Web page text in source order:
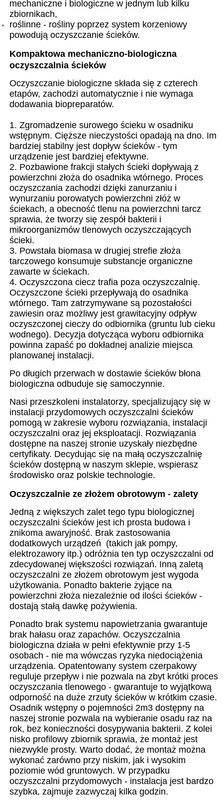
mechaniczne i biologiczne w jednym lub kilku
zbiornikach,
roślinne - rośliny poprzez system korzeniowy
powodują oczyszczanie ścieków.
Kompaktowa mechaniczno-biologiczna
oczyszczalnia ścieków
Oczyszczanie biologiczne składa się z czterech
etapów, zachodzi automatycznie i nie wymaga
dodawania biopreparatów.
1. Zgromadzenie surowego ścieku w osadniku
wstępnym. Cięższe nieczystości opadają na dno. Im
bardziej stabilny jest dopływ ścieków - tym
urządzenie jest bardziej efektywne.
2. Pozbawione frakcji stałych ścieki dopływają z
powierzchni złoża do osadnika wtórnego. Proces
oczyszczania zachodzi dzięki zanurzaniu i
wynurzaniu porowatych powierzchni złóż w
ściekach, a obecność tlenu na powierzchni tarcz
sprawia, że tworzy się zespół bakterii i
mikroorganizmów tlenowych oczyszczających
ścieki.
3. Powstała biomasa w drugiej strefie złoża
tarczowego konsumuje substancje organiczne
zawarte w ściekach.
4. Oczyszczona ciecz trafia poza oczyszczalnię.
Oczyszczone ścieki przepływają do osadnika
wtórnego. Tam zatrzymywane są pozostałości
zawiesin oraz możliwy jest grawitacyjny odpływ
oczyszczonej cieczy do odbiornika (gruntu lub cieku
wodnego). Decyzja dotycząca wyboru odbiornika
powinna zapaść po dokładnej analizie miejsca
planowanej instalacji.
Po długich przerwach w dostawie ścieków błona
biologiczna odbuduje się samoczynnie.
Nasi przeszkoleni instalatorzy, specjalizujący się w
instalacji przydomowych oczyszczalni ścieków
pomogą w zakresie wyboru rozwiązania, instalacji
oczyszczalni oraz jej eksploatacji. Rozwiązania
dostępne na naszej stronie uzyskały niezbędne
certyfikaty. Decydując się na małą oczyszczalnię
ścieków dostępną w naszym sklepie, wspierasz
środowisko oraz polskie technologie.
Oczyszczalnie ze złożem obrotowym - zalety
Jedną z większych zalet tego typu biologicznej
oczyszczalni ścieków jest ich prosta budowa i
znikoma awaryjność. Brak zastosowania
dodatkowych urządzeń (takich jak pompy,
elektrozawory itp.) odróżnia ten typ oczyszczalni od
zdecydowanej większości rozwiązań. Inną zaletą
oczyszczalni ze złożem obrotowym jest wygoda
użytkowania. Ponadto bakterie żyjące na
powierzchni złoża niezależnie od ilości ścieków -
dostają stałą dawkę pożywienia.
Ponadto brak systemu napowietrzania gwarantuje
brak hałasu oraz zapachów. Oczyszczalnia
biologiczna działa w pełni efektywnie przy 1-5
osobach - nie ma wówczas ryzyka niedociążenia
urządzenia. Opatentowany system czerpakowy
reguluje przepływ i nie pozwala na zbyt krótki proces
oczyszczania tlenowego - gwarantuje to wyjątkową
odporność na duże zrzuty ścieków w krótkim czasie.
Osadnik wstępny o pojemności 2m3 dostępny na
naszej stronie pozwala na wybieranie osadu raz na
rok, bez konieczności dosypywania bakterii. Z kolei
nisko profilowy zbiornik sprawia, że montaż jest
niezwykle prosty. Warto dodać, że montaż można
wykonać zarówno przy niskim, jak i wysokim
poziomie wód gruntowych. W przypadku
oczyszczalni przydomowych - instalacja jest bardzo
szybka, zajmuje zazwyczaj kilka godzin.